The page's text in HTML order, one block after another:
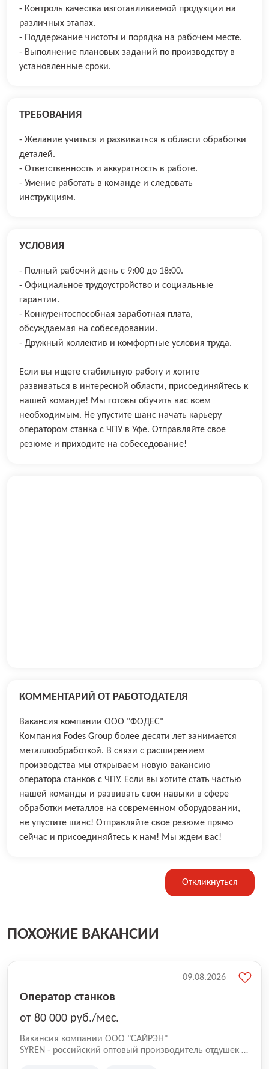
- Контроль качества изготавливаемой продукции на
различных этапах.
- Поддержание чистоты и порядка на рабочем месте.
- Выполнение плановых заданий по производству в
установленные сроки.
ТРЕБОВАНИЯ
- Желание учиться и развиваться в области обработки
деталей.
- Ответственность и аккуратность в работе.
- Умение работать в команде и следовать
инструкциям.
УСЛОВИЯ
- Полный рабочий день с 9:00 до 18:00.
- Официальное трудоустройство и социальные
гарантии.
- Конкурентоспособная заработная плата,
обсуждаемая на собеседовании.
- Дружный коллектив и комфортные условия труда.
Если вы ищете стабильную работу и хотите
развиваться в интересной области, присоединяйтесь к
нашей команде! Мы готовы обучить вас всем
необходимым. Не упустите шанс начать карьеру
оператором станка с ЧПУ в Уфе. Отправляйте свое
резюме и приходите на собеседование!
КОММЕНТАРИЙ ОТ РАБОТОДАТЕЛЯ
Вакансия компании ООО "ФОДЕС"
Компания Fodes Group более десяти лет занимается
металлообработкой. В связи с расширением
производства мы открываем новую вакансию
оператора станков с ЧПУ. Если вы хотите стать частью
нашей команды и развивать свои навыки в сфере
обработки металлов на современном оборудовании,
не упустите шанс! Отправляйте свое резюме прямо
сейчас и присоединяйтесь к нам! Мы ждем вас!
Откликнуться
ПОХОЖИЕ ВАКАНСИИ
Оператор станков
от 80 000 руб./мес.
Вакансия компании ООО "САЙРЭН"
SYREN - российский оптовый производитель отдушек и
09.08.2026